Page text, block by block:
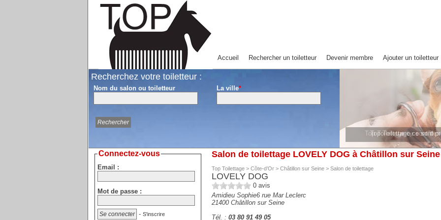
Accueil Rechercher un toiletteur Devenir membre Ajouter un toiletteur
Recherchez votre toiletteur :
Nom du salon ou toiletteur La ville*
Top Toilettage ce sont
Top Toilettage ce sont
Salon de toilettage LOVELY DOG à Châtillon sur Seine
Top Toilettage> Côte-d’Or> Châtillon sur Seine> Salon de toilettage
LOVELY DOG
0avis
Amidieu Sophie6 rue Mar Leclerc
21400 Châtillon sur Seine
Tél. : 03 80 91 49 05
Connectez-vous
Email :
Mot de passe :
- S'inscrire